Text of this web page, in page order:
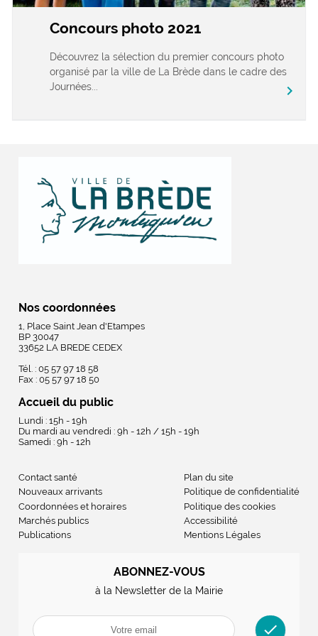
Concours photo 2021
Découvrez la sélection du premier concours photo
organisé par la ville de La Brède dans le cadre des
Journées...
chevron_right
Nos coordonnées
1, Place Saint Jean d'Etampes
BP 30047
33652 LA BREDE CEDEX
Tél. : 05 57 97 18 58
Fax : 05 57 97 18 50
Accueil du public
Lundi : 15h - 19h
Du mardi au vendredi : 9h - 12h / 15h - 19h
Samedi : 9h - 12h
Contact santé
Nouveaux arrivants
Coordonnées et horaires
Marchés publics
Publications
Plan du site
Politique de confidentialité
Politique des cookies
Accessibilité
Mentions Légales
ABONNEZ-VOUS
à la Newsletter de la Mairie
check